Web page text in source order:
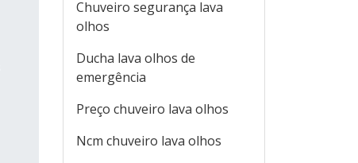
Chuveiro segurança lava
olhos
Ducha lava olhos de
emergência
Preço chuveiro lava olhos
Ncm chuveiro lava olhos